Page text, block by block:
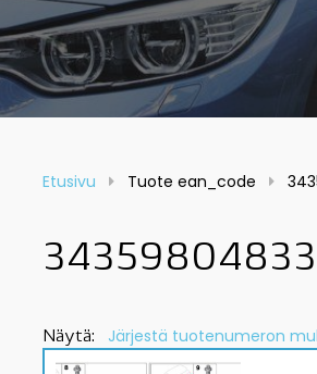
Etusivu Tuote ean_code
34359804833
Näytä: